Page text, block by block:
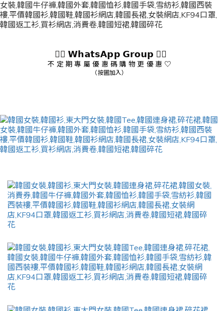
👇🏻 𝗪𝗵𝗮𝘁𝘀𝗔𝗽𝗽 𝗚𝗿𝗼𝘂𝗽 👇🏻
不 定 期 專 屬 優 惠 碼 購 物 更 優 惠 ♡
（按圖加入）